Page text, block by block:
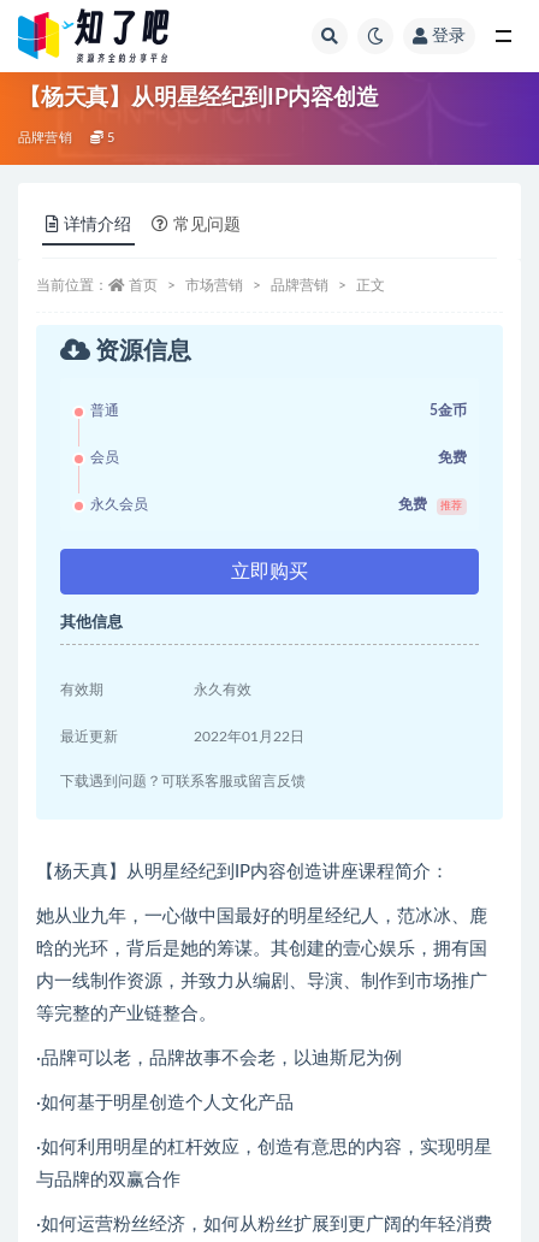
登录
【杨天真】从明星经纪到IP内容创造
品牌营销 5
详情介绍 常见问题
当前位置： 首页 市场营销 品牌营销 正文
资源信息
普通 5金币
会员 免费
永久会员 免费 推荐
立即购买
其他信息
有效期 永久有效
最近更新 2022年01月22日
下载遇到问题？可联系客服或留言反馈
【杨天真】从明星经纪到IP内容创造讲座课程简介：
她从业九年，一心做中国最好的明星经纪人，范冰冰、鹿
晗的光环，背后是她的筹谋。其创建的壹心娱乐，拥有国
内一线制作资源，并致力从编剧、导演、制作到市场推广
等完整的产业链整合。
·品牌可以老，品牌故事不会老，以迪斯尼为例
·如何基于明星创造个人文化产品
·如何利用明星的杠杆效应，创造有意思的内容，实现明星
与品牌的双赢合作
·如何运营粉丝经济，如何从粉丝扩展到更广阔的年轻消费
全部